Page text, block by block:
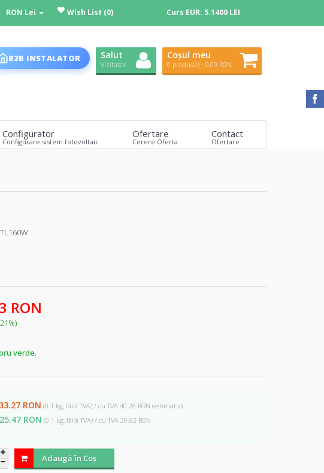
RON Lei Wish List (0) Curs EUR: 5.1400 LEI
B2B INSTALATOR Salut
Vizitator
Coșul meu
0 produs(e) - 0,00 RON
Configurator
Configurare sistem fotovoltaic
Ofertare
Cerere Oferta
Contact
Ofertare
RON
verde.
33.27 RON (0.1 kg, fără TVA) / cu TVA 40.26 RON (estimativ)
25.47 RON (0.1 kg, fără TVA) / cu TVA 30.82 RON
Adaugă în Coş